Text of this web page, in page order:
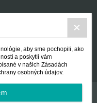
aby sme pochopili, ako
a poskytli vám
v našich Zásadách
osobných údajov.